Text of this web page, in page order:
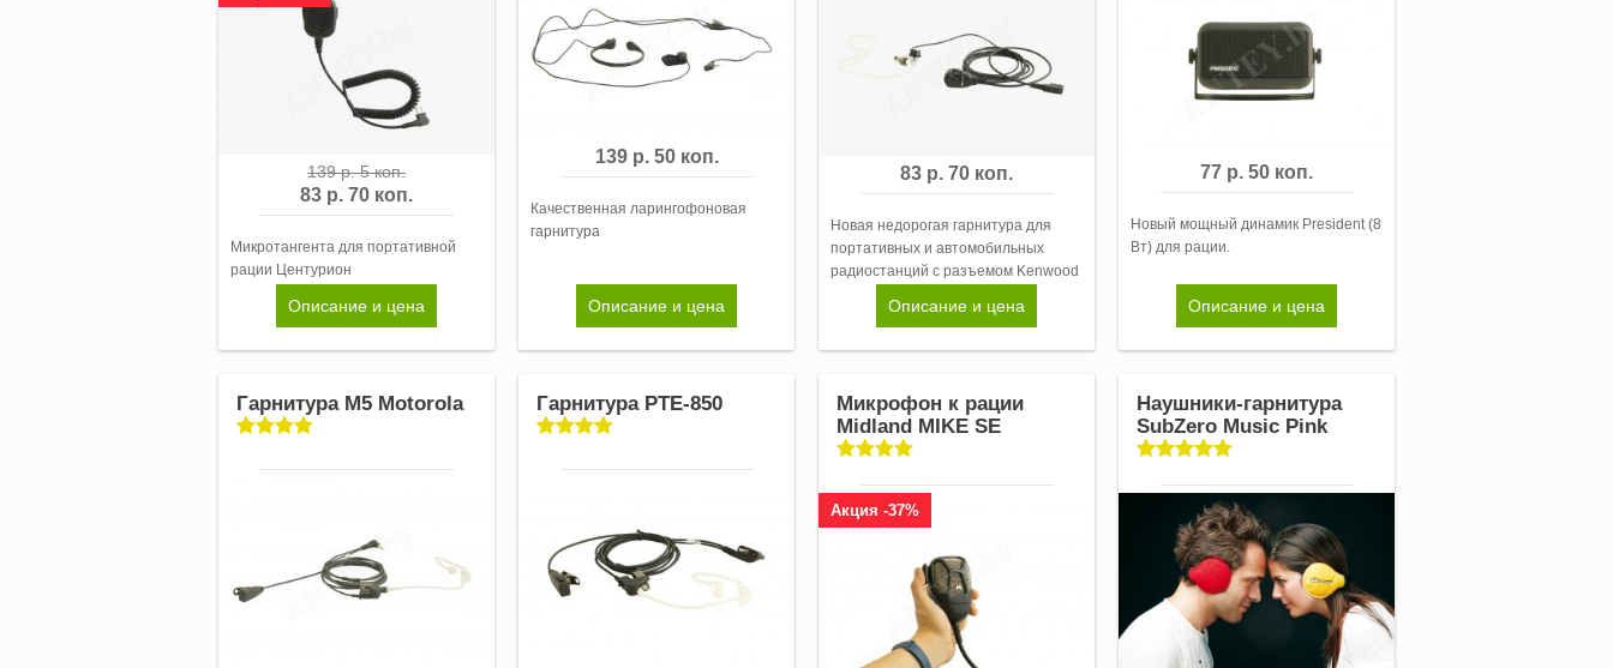
139 р. 5 коп.
83 р. 70 коп.
Микротангента для портативной
рации Центурион
Описание и цена
139 р. 50 коп.
Качественная ларингофоновая
гарнитура
Описание и цена
83 р. 70 коп.
Новая недорогая гарнитура для
портативных и автомобильных
радиостанций с разъемом Kenwood
Описание и цена
77 р. 50 коп.
Новый мощный динамик President (8
Вт) для рации.
Описание и цена
Гарнитура M5 Motorola Гарнитура PTE-850
Микрофон к рации
Midland MIKE SE
Акция -37%
Наушники-гарнитура
SubZero Music Pink